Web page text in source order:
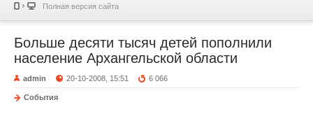
Полная версия сайта
Больше десяти тысяч детей пополнили
население Архангельской области
admin 20-10-2008, 15:51 6 066
События